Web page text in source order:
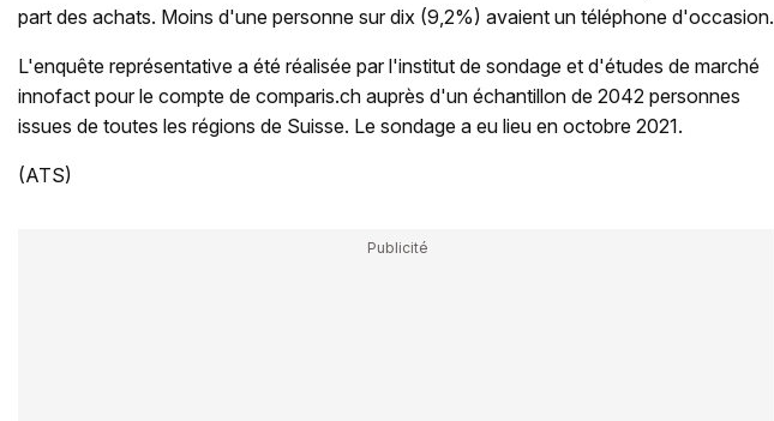
part des achats. Moins d'une personne sur dix (9,2%) avaient un téléphone d'occasion.
L'enquête représentative a été réalisée par l'institut de sondage et d'études de marché
innofact pour le compte de comparis.ch auprès d'un échantillon de 2042 personnes
issues de toutes les régions de Suisse. Le sondage a eu lieu en octobre 2021.
(ATS)